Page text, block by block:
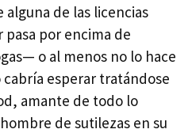
de las licencias
por encima de
o al menos no lo hace
esperar tratándose
amante de todo lo
de sutilezas en su